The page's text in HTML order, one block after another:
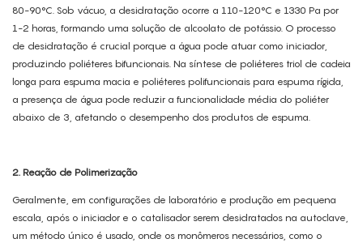
80-90°C. Sob vácuo, a desidratação ocorre a 110-120°C e 1330 Pa por
1-2 horas, formando uma solução de alcoolato de potássio. O processo
de desidratação é crucial porque a água pode atuar como iniciador,
produzindo poliéteres bifuncionais. Na síntese de poliéteres triol de cadeia
longa para espuma macia e poliéteres polifuncionais para espuma rígida,
a presença de água pode reduzir a funcionalidade média do poliéter
abaixo de 3, afetando o desempenho dos produtos de espuma.
2. Reação de Polimerização
Geralmente, em configurações de laboratório e produção em pequena
escala, após o iniciador e o catalisador serem desidratados na autoclave,
um método único é usado, onde os monômeros necessários, como o